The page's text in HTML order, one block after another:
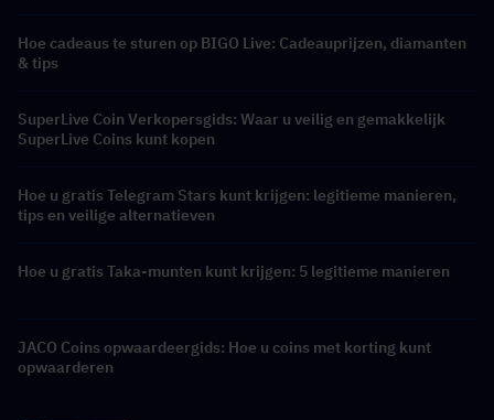
Hoe cadeaus te sturen op BIGO Live: Cadeauprijzen, diamanten
& tips
SuperLive Coin Verkopersgids: Waar u veilig en gemakkelijk
SuperLive Coins kunt kopen
Hoe u gratis Telegram Stars kunt krijgen: legitieme manieren,
tips en veilige alternatieven
Hoe u gratis Taka-munten kunt krijgen: 5 legitieme manieren
JACO Coins opwaardeergids: Hoe u coins met korting kunt
opwaarderen